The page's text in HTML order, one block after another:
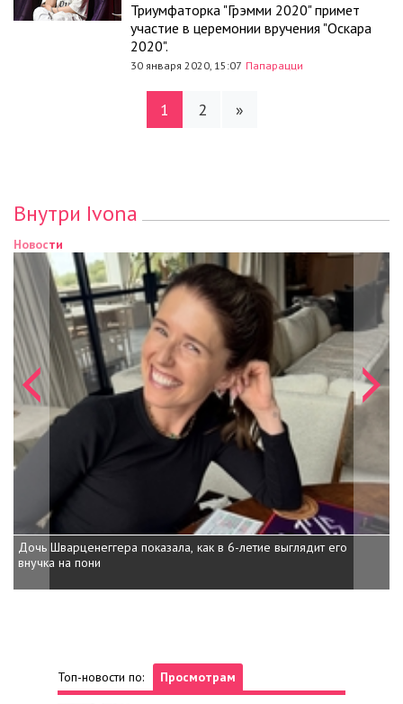
Триумфаторка "Грэмми 2020" примет
участие в церемонии вручения "Оскара
2020".
30 января 2020, 15:07 Папарацци
1 2 »
Внутри Ivona
Новости
Дочь Шварценеггера показала, как в 6-летие выглядит его
внучка на пони
Топ-новости по: Просмотрам